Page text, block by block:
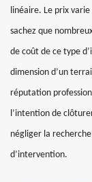
linéaire. Le prix
sachez que
de coût de ce type
dimension d’un
réputation
l’intention de
négliger la
d’intervention.